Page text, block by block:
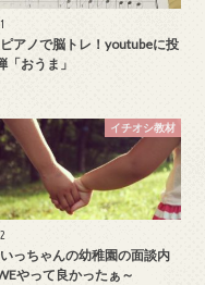
アノで脳トレ！youtubeに投
「おうま」
イチオシ教材
っちゃんの幼稚園の面談内
やって良かったぁ～